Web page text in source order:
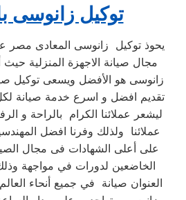
توكيل زانوسى
يحوذ توكيل زانوسى المعادى مصر
مجال صيانة الاجهزة المنزلية حيث
زانوسى هو الأفضل ويسعى توكيل
تقديم افضل و اسرع خدمة صيانة
ليشعر عملائنا الكرام بالراحة و
عملائنا ولذلك وفرنا افضل
على أعلى الشهادات فى مجال
الخاضعين لدورات في مواجهة
العنوان صيانة في جميع أنحاء